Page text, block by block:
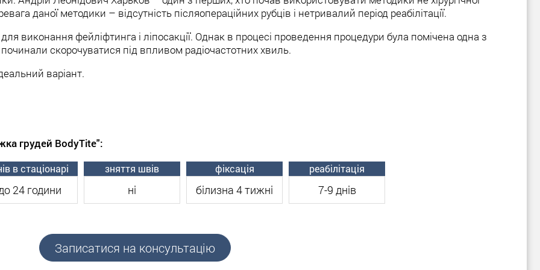
даної методики – відсутність післяопераційних рубців і нетривалий період реабілітації.
виконання фейліфтинга і ліпосакції. Однак в процесі проведення процедури була помічена одна з
скорочуватися під впливом радіочастотних хвиль.
варіант.
ступеня. Максимальний розмір однієї молочної залози не повинен перевищувати 350-400 мл. Крім
складки не повинна перевищувати 10 сантиметрів.
грудей BodyTite":
в стаціонарі
24 години
зняття швів
ні
фіксація
білизна 4 тижні
реабілітація
7-9 днів
Записатися на консультацію